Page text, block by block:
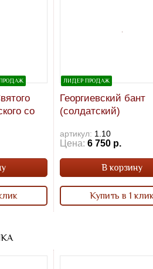
со
ЛИДЕР ПРОДАЖ
Георгиевский бант
(солдатский)
артикул: 1.10
Цена: 6 750 р.
В корзину
Купить в 1